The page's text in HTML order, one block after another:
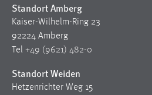
Standort Amberg
Kaiser-Wilhelm-Ring 23
92224 Amberg
Tel +49 (9621) 482-0
Standort Weiden
Hetzenrichter Weg 15
Jahre, MIBEW_UserID = 1 Jahr
Login
Name:
fe_user, be_user,